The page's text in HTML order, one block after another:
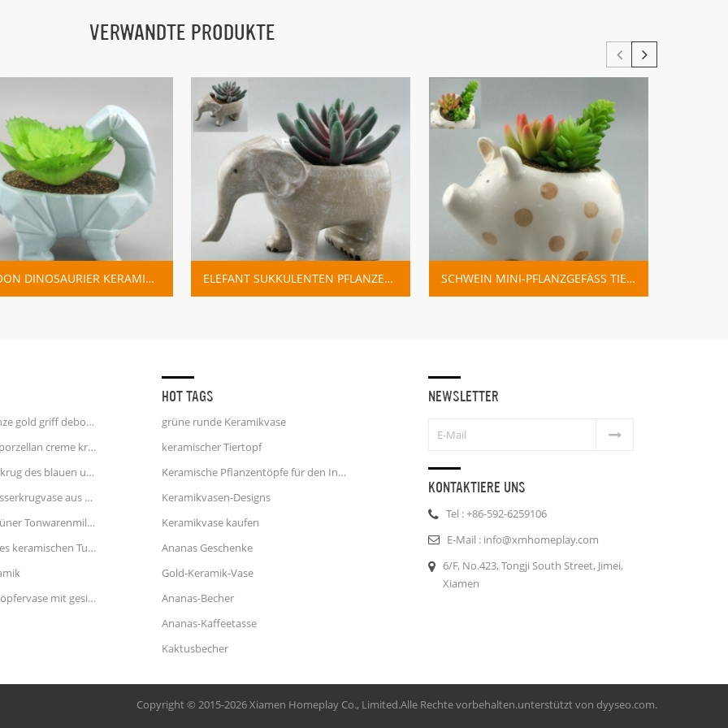
VERWANDTE PRODUKTE
CARTOON DINOSAURIER KERAMIK PFLANZER TÖPFE ELEFANT SUKKULENTEN PFLANZER KERAMIK TIER TOPF SCHWEIN MINI-PFLANZGEFÄSS TIER KERAMIKTOPF
einhorn kaffeetasse 25 unze gold griff debossed finish
weiße und blaue streifen porzellan creme krug wasserkrug
weißer keramischer Milchkrug des blauen und rosa Tupfens
Große blaue und rote Wasserkrugvase aus Keramik
Küchengeschirr kleiner grüner Tonwarenmilchkrug
blauer und weißer Krug des keramischen Tupfens
zara home style terrazzotöpfervase mit gesicht
HOT TAGS
grüne runde Keramikvase
keramischer Tiertopf
Keramische Pflanzentöpfe für den Innenbereich
Keramikvasen-Designs
Keramikvase kaufen
Ananas Geschenke
Gold-Keramik-Vase
Ananas-Becher
Ananas-Kaffeetasse
Kaktusbecher
NEWSLETTER
KONTAKTIERE UNS
Tel : +86-592-6259106
E-Mail : info@xmhomeplay.com
6/F, No.423, Tongji South Street, Jimei,
Xiamen
Copyright © 2015-2026 Xiamen Homeplay Co., Limited.Alle Rechte vorbehalten.unterstützt von dyyseo.com.